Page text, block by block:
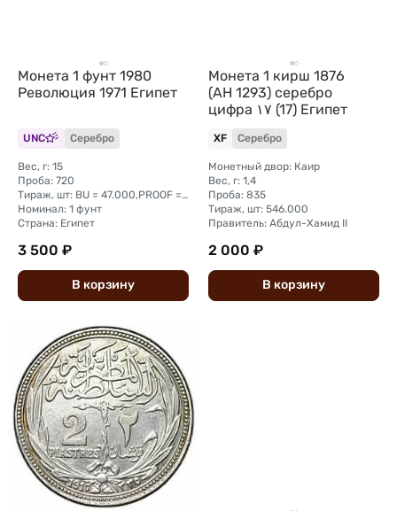
Монета 1 фунт 1980
Революция 1971 Египет
UNC Серебро
Вес, г: 15
Проба: 720
Тираж, шт: BU = 47.000,PROOF = 3.000
Номинал: 1 фунт
Страна: Египет
3 500 ₽
В корзину
Монета 1 кирш 1876
(AH 1293) серебро
цифра ١٧ (17) Египет
XF Серебро
Монетный двор: Каир
Вес, г: 1,4
Проба: 835
Тираж, шт: 546.000
Правитель: Абдул-Хамид II
2 000 ₽
В корзину